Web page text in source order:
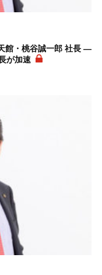
館・桃谷誠一郎 社長 ―
が加速